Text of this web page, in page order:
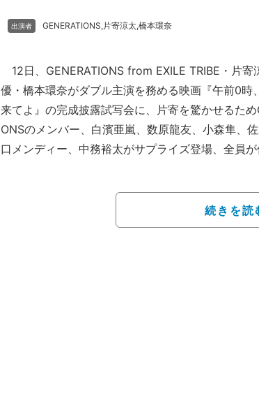
GENERATIONS,片寄涼太,橋本環奈
12日、GENERATIONS from EXILE TRIBE・片寄
優・橋本環奈がダブル主演を務める映画『午前0時
来てよ』の完成披露試写会に、片寄を驚かせるため
ONSのメンバー、白濱亜嵐、数原龍友、小森隼、
口メンディー、中務裕太がサプライズ登場、全員が
勝大、酒井若菜、遠藤憲一らキャスト陣、新城毅彦
壇した今回の舞台挨拶にサプライズ登場したメン
続きを読